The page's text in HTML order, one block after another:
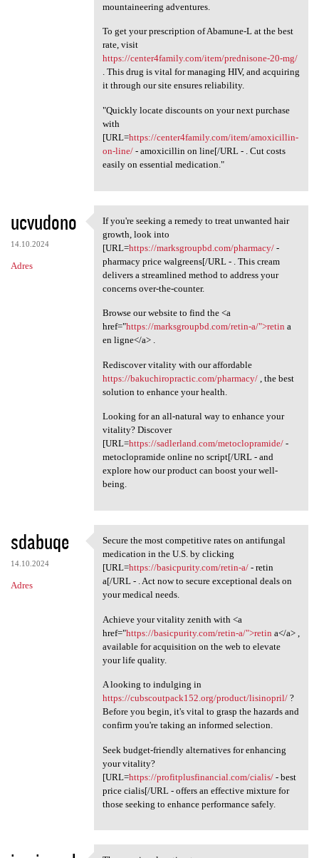
mountaineering adventures.
To get your prescription of Abamune-L at the best
rate, visit
https://center4family.com/item/prednisone-20-mg/
. This drug is vital for managing HIV, and acquiring
it through our site ensures reliability.
"Quickly locate discounts on your next purchase
with
[URL=https://center4family.com/item/amoxicillin-
on-line/- amoxicillin on line[/URL - . Cut costs
easily on essential medication."
ucvudono
14.10.2024
Adres
If you're seeking a remedy to
If you're seeking a remedy to treat unwanted hair
growth, look into
[URL=https://marksgroupbd.com/pharmacy/-
pharmacy price walgreens[/URL - . This cream
delivers a streamlined method to address your
concerns over-the-counter.
Browse our website to find the <a
href="https://marksgroupbd.com/retin-a/">retin a
en ligne</a> .
Rediscover vitality with our affordable
https://bakuchiropractic.com/pharmacy/, the best
solution to enhance your health.
Looking for an all-natural way to enhance your
vitality? Discover
[URL=https://sadlerland.com/metoclopramide/-
metoclopramide online no script[/URL - and
explore how our product can boost your well-
being.
sdabuqe
14.10.2024
Adres
Secure the most competitive
Secure the most competitive rates on antifungal
medication in the U.S. by clicking
[URL=https://basicpurity.com/retin-a/- retin
a[/URL - . Act now to secure exceptional deals on
your medical needs.
Achieve your vitality zenith with <a
href="https://basicpurity.com/retin-a/">retin a</a> ,
available for acquisition on the web to elevate
your life quality.
A looking to indulging in
https://cubscoutpack152.org/product/lisinopril/?
Before you begin, it's vital to grasp the hazards and
confirm you're taking an informed selection.
Seek budget-friendly alternatives for enhancing
your vitality?
[URL=https://profitplusfinancial.com/cialis/- best
price cialis[/URL - offers an effective mixture for
those seeking to enhance performance safely.